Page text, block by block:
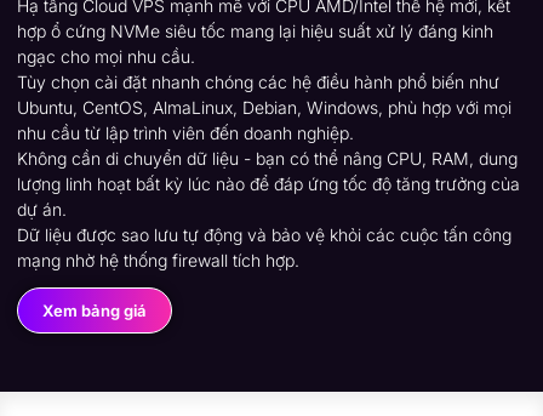
Hạ tầng Cloud VPS mạnh mẽ với CPU AMD/Intel thế hệ mới, kết
hợp ổ cứng NVMe siêu tốc mang lại hiệu suất xử lý đáng kinh
ngạc cho mọi nhu cầu.
Tùy chọn cài đặt nhanh chóng các hệ điều hành phổ biến như
Ubuntu, CentOS, AlmaLinux, Debian, Windows, phù hợp với mọi
nhu cầu từ lập trình viên đến doanh nghiệp.
Không cần di chuyển dữ liệu - bạn có thể nâng CPU, RAM, dung
lượng linh hoạt bất kỳ lúc nào để đáp ứng tốc độ tăng trưởng của
dự án.
Dữ liệu được sao lưu tự động và bảo vệ khỏi các cuộc tấn công
mạng nhờ hệ thống firewall tích hợp.
Xem bảng giá